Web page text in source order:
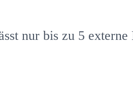
nur bis zu 5